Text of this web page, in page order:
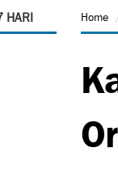
HARI Home